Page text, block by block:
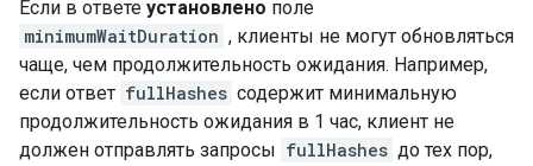
Если в ответе установлено поле
minimumWaitDuration , клиенты не могут обновляться
чаще, чем продолжительность ожидания. Например,
если ответ fullHashes содержит минимальную
продолжительность ожидания в 1 час, клиент не
должен отправлять запросы fullHashes до тех пор,